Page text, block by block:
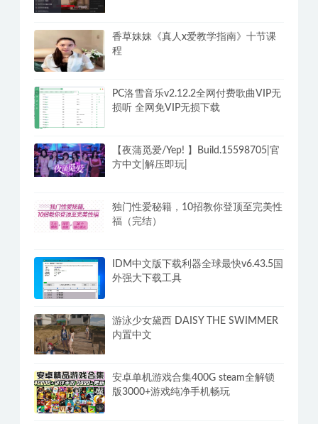
香草妹妹《真人x爱教学指南》十节课
程
PC洛雪音乐v2.12.2全网付费歌曲VIP无
损听 全网免VIP无损下载
【夜蒲觅爱/Yep! 】Build.15598705|官
方中文|解压即玩|
独门性爱秘籍，10招教你登顶至完美性
福（完结）
IDM中文版下载利器全球最快v6.43.5国
外强大下载工具
游泳少女黛西 DAISY THE SWIMMER
内置中文
安卓单机游戏合集400G steam全解锁
版3000+游戏纯净手机畅玩